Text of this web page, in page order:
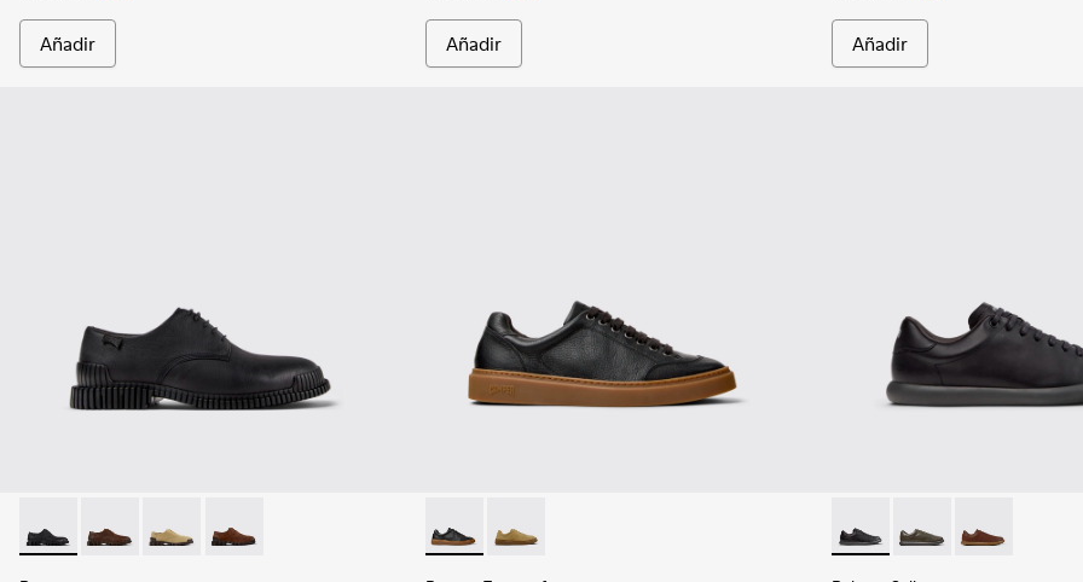
Añadir Añadir Añadir
Pix - K101076-001 - Zapatos negros de piel para hombre.
Pix - K101076-010 - Zapatos de piel marrones para hombre.
Pix - K101076-006
Pix - K101076-005 Runner Twentyfive - K101105-010 - Zapatillas de piel negras para hombre.
Runner Twentyfive - K101105-002 Pelotas Soller - K101003-
Pelotas Soller -
Pelotas Soller